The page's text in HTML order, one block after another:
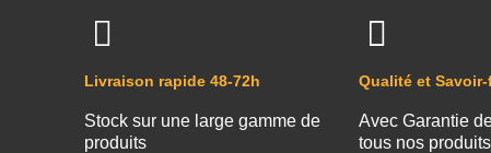
Livraison rapide 48-72h
Stock sur une large gamme de
produits
Qualité et
Avec Garantie
tous nos produits